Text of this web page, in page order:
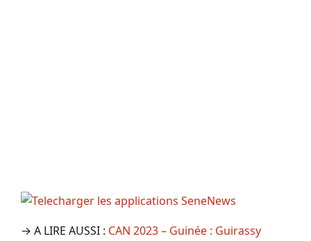
→ A LIRE AUSSI : CAN 2023 – Guinée : Guirassy